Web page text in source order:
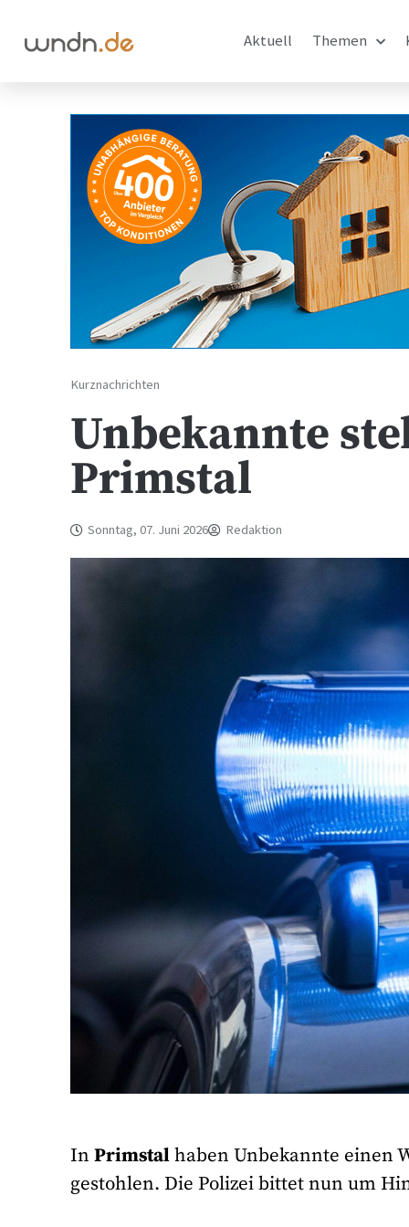
Aktuell Themen
Kurznachrichten
Unbekannte
Primstal
Sonntag, 07. Juni 2026 Redaktion
InPrimstalhaben Unbekannte einen
gestohlen. Die Polizei bittet nun um